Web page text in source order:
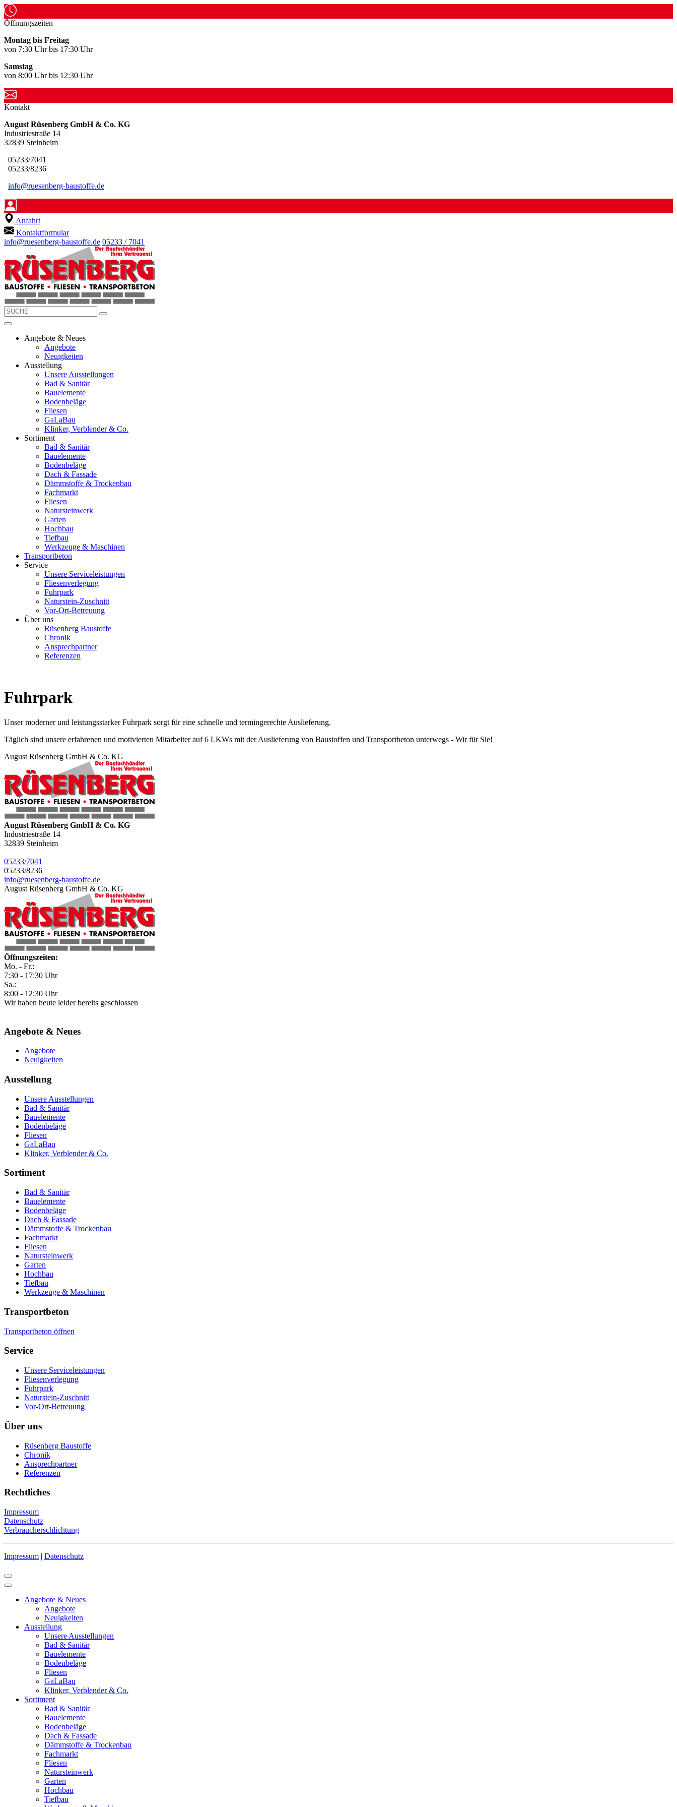
Öffnungszeiten
Montag bis Freitag
von 7:30 Uhr bis 17:30 Uhr
Samstag
von 8:00 Uhr bis 12:30 Uhr
Kontakt
August Rüsenberg GmbH & Co. KG
Industriestraße 14
32839 Steinheim
05233/7041
05233/8236
info@ruesenberg-baustoffe.de
Anfahrt
Kontaktformular
info@ruesenberg-baustoffe.de 05233 / 7041
Angebote & Neues
Angebote
Neuigkeiten
Ausstellung
Unsere Ausstellungen
Bad & Sanitär
Bauelemente
Bodenbeläge
Fliesen
GaLaBau
Klinker, Verblender & Co.
Sortiment
Bad & Sanitär
Bauelemente
Bodenbeläge
Dach & Fassade
Dämmstoffe & Trockenbau
Fachmarkt
Fliesen
Natursteinwerk
Garten
Hochbau
Tiefbau
Werkzeuge & Maschinen
Transportbeton
Service
Unsere Serviceleistungen
Fliesenverlegung
Fuhrpark
Naturstein-Zuschnitt
Vor-Ort-Betreuung
Über uns
Rüsenberg Baustoffe
Chronik
Ansprechpartner
Referenzen
Fuhrpark
Unser moderner und leistungsstarker Fuhrpark sorgt für eine schnelle und termingerechte Auslieferung.
Täglich sind unsere erfahrenen und motivierten Mitarbeiter auf 6 LKWs mit der Auslieferung von Baustoffen und Transportbeton unterwegs - Wir für Sie!
August Rüsenberg GmbH & Co. KG
August Rüsenberg GmbH & Co. KG
Industriestraße 14
32839 Steinheim
05233/7041
05233/8236
info@ruesenberg-baustoffe.de
August Rüsenberg GmbH & Co. KG
Öffnungszeiten:
Mo. - Fr.:
7:30 - 17:30 Uhr
Sa.:
8:00 - 12:30 Uhr
Wir haben heute leider bereits geschlossen
Angebote & Neues
Angebote
Neuigkeiten
Ausstellung
Unsere Ausstellungen
Bad & Sanitär
Bauelemente
Bodenbeläge
Fliesen
GaLaBau
Klinker, Verblender & Co.
Sortiment
Bad & Sanitär
Bauelemente
Bodenbeläge
Dach & Fassade
Dämmstoffe & Trockenbau
Fachmarkt
Fliesen
Natursteinwerk
Garten
Hochbau
Tiefbau
Werkzeuge & Maschinen
Transportbeton
Transportbeton öffnen
Service
Unsere Serviceleistungen
Fliesenverlegung
Fuhrpark
Naturstein-Zuschnitt
Vor-Ort-Betreuung
Über uns
Rüsenberg Baustoffe
Chronik
Ansprechpartner
Referenzen
Rechtliches
Impressum
Datenschutz
Verbraucherschlichtung
Impressum | Datenschutz
Angebote & Neues
Angebote
Neuigkeiten
Ausstellung
Unsere Ausstellungen
Bad & Sanitär
Bauelemente
Bodenbeläge
Fliesen
GaLaBau
Klinker, Verblender & Co.
Sortiment
Bad & Sanitär
Bauelemente
Bodenbeläge
Dach & Fassade
Dämmstoffe & Trockenbau
Fachmarkt
Fliesen
Natursteinwerk
Garten
Hochbau
Tiefbau